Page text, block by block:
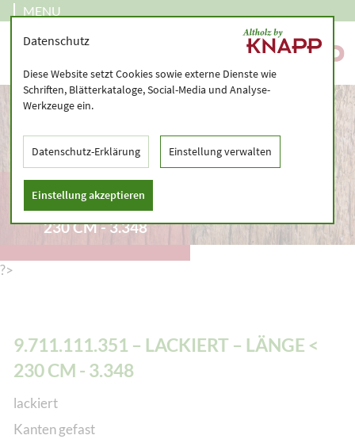
MENU
9.711.111.351 –
LACKIERT – LÄNGE <
230 CM - 3.348
?>
9.711.111.351 – LACKIERT – LÄNGE <
230 CM - 3.348
lackiert
Kanten gefast
Datenschutz
Diese Website setzt Cookies sowie externe Dienste wie
Schriften, Blätterkataloge, Social-Media und Analyse-
Werkzeuge ein.
Datenschutz-Erklärung Einstellung verwalten
Einstellung akzeptieren